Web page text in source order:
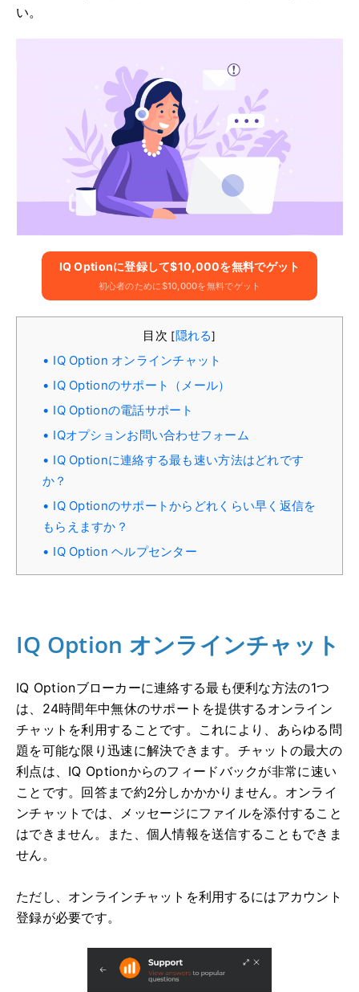
い。
IQ Optionに​​登録して$10,000を無料でゲット
初心者のために$10,000を無料でゲット
目次 [隠れる]
IQ Option オンラインチャット
IQ Optionのサポート（メール）
IQ Optionの電話サポート
IQオプションお問い合わせフォーム
IQ Optionに連絡する最も速い方法はどれです
か？
IQ Optionのサポートからどれくらい早く返信を
もらえますか？
IQ Option ヘルプセンター
IQ Option オンラインチャット
IQ Optionブローカーに連絡する最も便利な方法の1つ
は、24時間年中無休のサポートを提供するオンライン
チャットを利用することです。これにより、あらゆる問
題を可能な限り迅速に解決できます。チャットの最大の
利点は、IQ Optionからのフィードバックが非常に速い
ことです。回答まで約2分しかかかりません。オンライ
ンチャットでは、メッセージにファイルを添付すること
はできません。また、個人情報を送信することもできま
せん。
ただし、オンラインチャットを利用するにはアカウント
登録が必要です。